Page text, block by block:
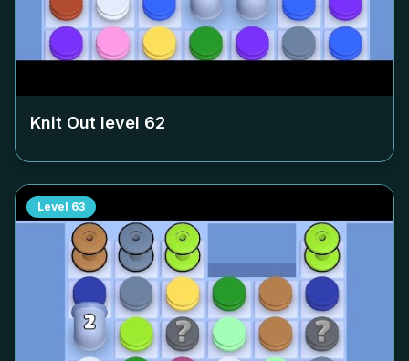
Knit Out level 62
Level 63